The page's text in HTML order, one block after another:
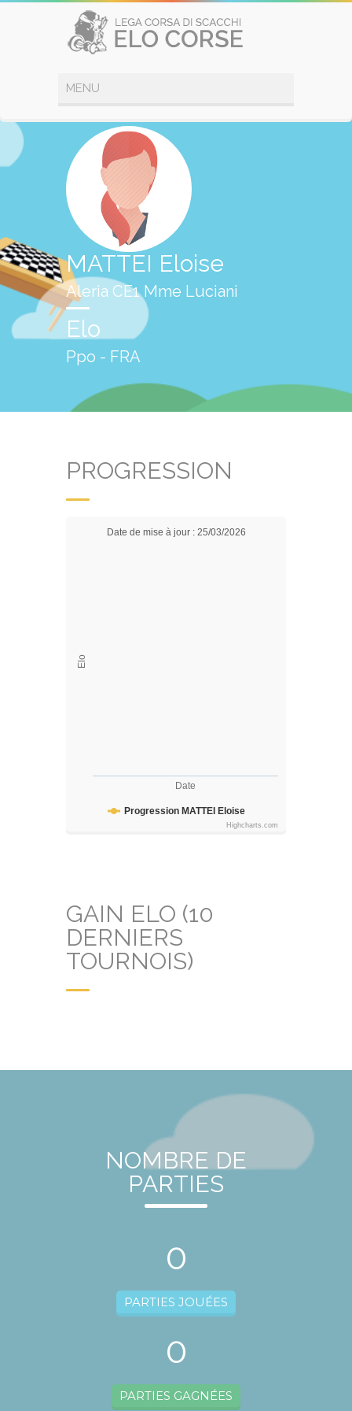
MATTEI Eloise
Aleria CE1 Mme Luciani
Elo
Ppo - FRA
PROGRESSION
Date
Elo
Date de mise à jour : 25/03/2026
Progression MATTEI Eloise
Highcharts.com
GAIN ELO (10
DERNIERS
TOURNOIS)
NOMBRE DE
PARTIES
0
PARTIES JOUÉES
0
PARTIES GAGNÉES